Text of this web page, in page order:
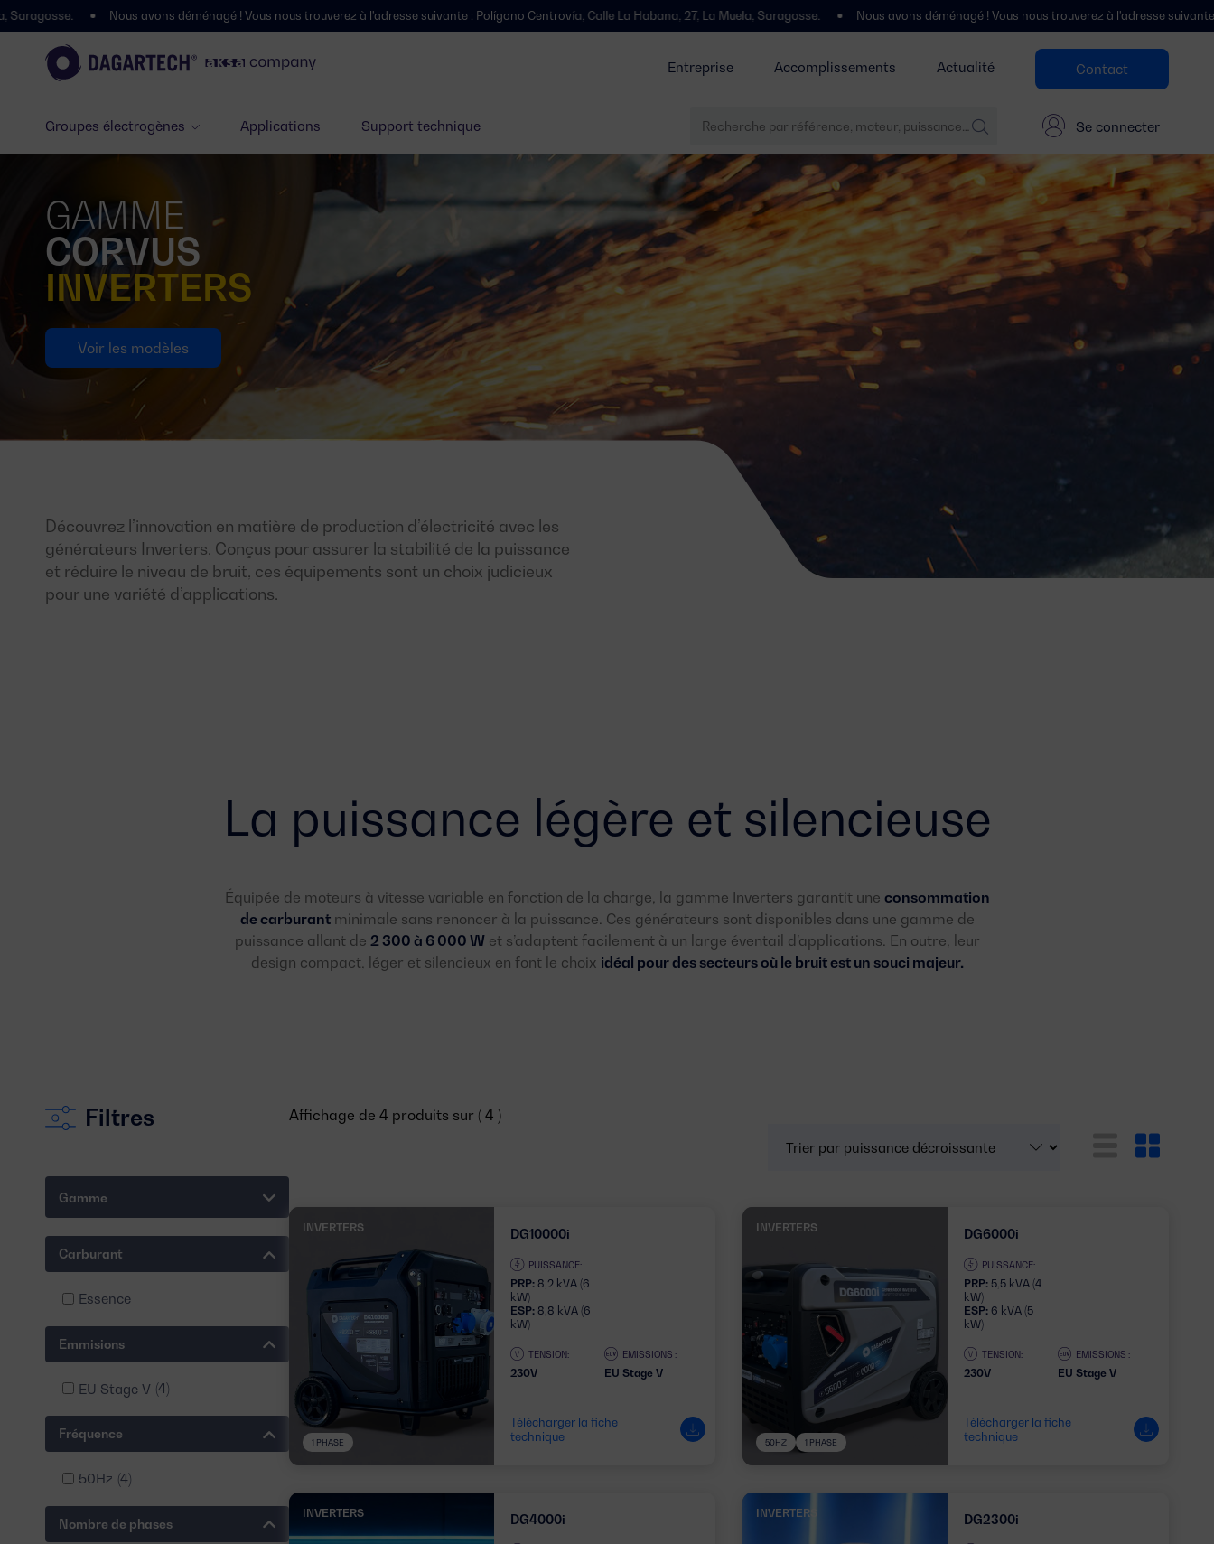
Entreprise Accomplissements Actualité Contact
Groupes électrogènes Applications Support technique Se connecter
avons déménagé ! Vous nous trouverez à l'adresse suivante : Polígono Centrovía, Calle La Habana, 27, La Muela, Saragosse. Nous avons déménagé ! Vous nous trouverez à l'adresse suivante : Polígono Centrovía,
GAMME
CORVUS
INVERTERS
Voir les modèles
Découvrez l’innovation en matière de production d’électricité avec les
générateurs Inverters. Conçus pour assurer la stabilité de la puissance
et réduire le niveau de bruit, ces équipements sont un choix judicieux
pour une variété d’applications.
La puissance légère et silencieuse
Équipée de moteurs à vitesse variable en fonction de la charge, la gamme Inverters garantit une consommation
de carburantminimale sans renoncer à la puissance. Ces générateurs sont disponibles dans une gamme de
puissance allant de 2 300 à 6 000 Wet s’adaptent facilement à un large éventail d’applications. En outre, leur
design compact, léger et silencieux en font le choix idéal pour des secteurs où le bruit est un souci majeur.
Filtres
Gamme
Carburant
Essence
Emmisions
EU Stage V (4)
Fréquence
50Hz (4)
Nombre de phases
Affichage de 4 produits sur ( 4 )
INVERTERS
1 PHASE
DG10000i
PUISSANCE:
PRP: 8,2 kVA (6
kW)
ESP: 8,8 kVA (6
kW)
TENSION:
230V
EMISSIONS :
EU Stage V
Télécharger la fiche
technique
INVERTERS
50HZ 1 PHASE
DG6000i
PUISSANCE:
PRP: 5,5 kVA (4
kW)
ESP: 6 kVA (5
kW)
TENSION:
230V
EMISSIONS :
EU Stage V
Télécharger la fiche
technique
INVERTERS DG4000i INVERTERS DG2300i